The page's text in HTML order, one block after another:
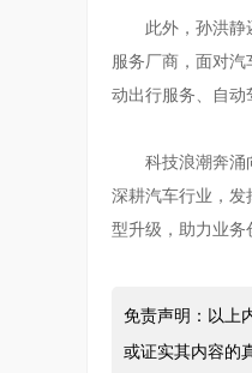
此外，孙洪
服务厂商，面对
动出行服务、自动
科技浪潮奔
深耕汽车行业，
型升级，助力业务
免责声明：以上
或证实其内容的